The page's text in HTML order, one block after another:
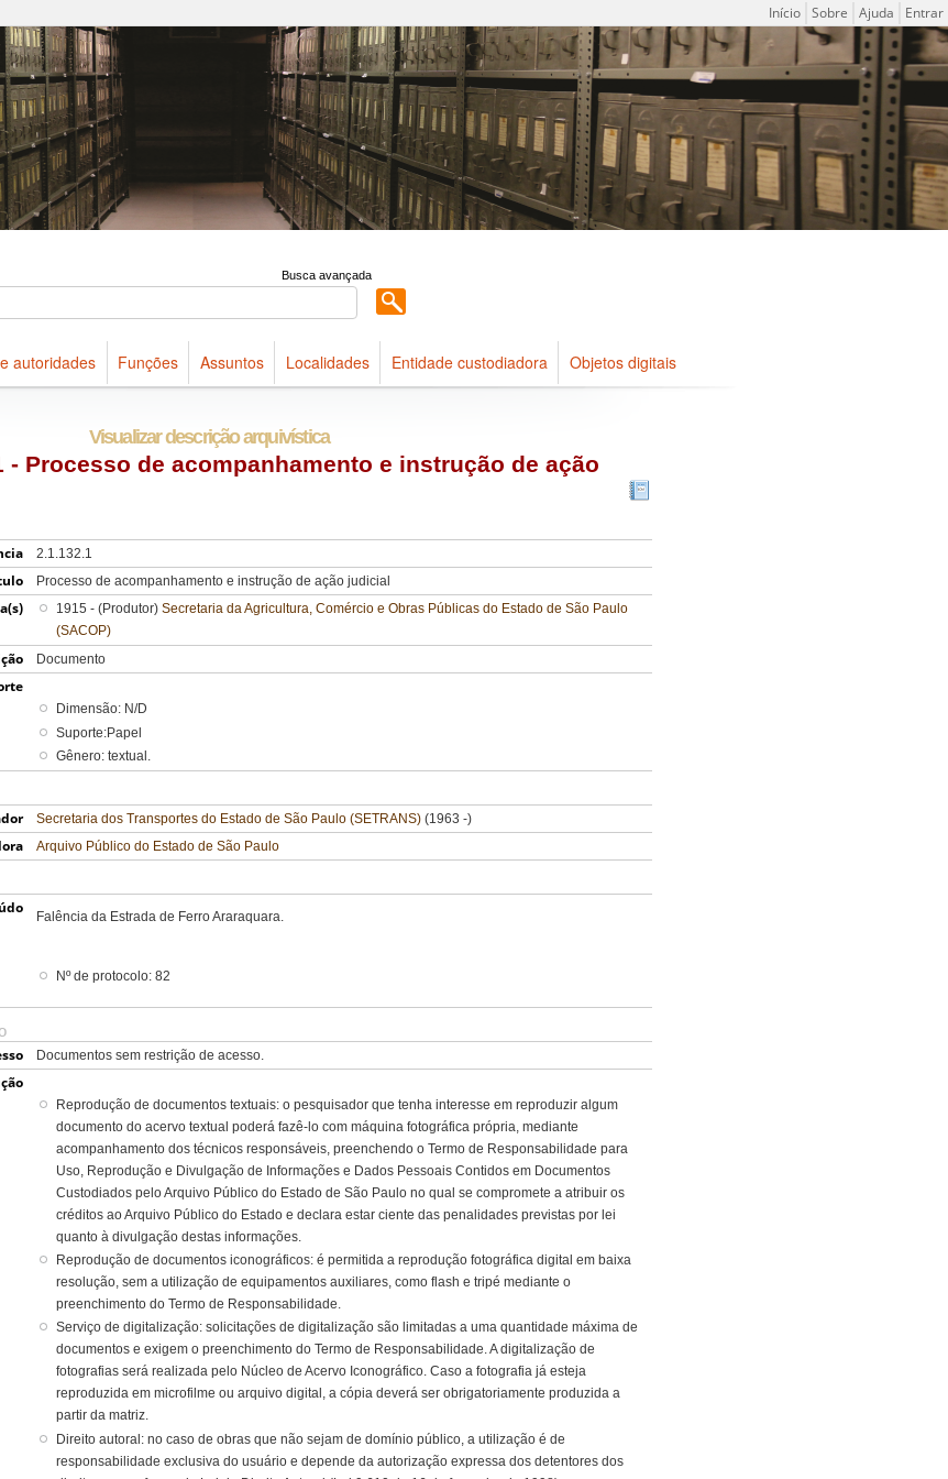
Menu do usuário
Início Sobre Ajuda Entrar
Arquivo Público do Estado de São Paulo
Busca avançada
autoridades Funções Assuntos Localidades Entidade custodiadora Objetos digitais
Visualizar descrição arquivística
- Processo de acompanhamento e instrução de ação
2.1.132.1
Processo de acompanhamento e instrução de ação judicial
1915 - (Produtor) Secretaria da Agricultura, Comércio e Obras Públicas do Estado de São Paulo
(SACOP)
Documento
Dimensão: N/D
Suporte:Papel
Gênero: textual.
Secretaria dos Transportes do Estado de São Paulo (SETRANS)(1963 -)
Arquivo Público do Estado de São Paulo
Falência da Estrada de Ferro Araraquara.
Nº de protocolo: 82
Documentos sem restrição de acesso.
Reprodução de documentos textuais: o pesquisador que tenha interesse em reproduzir algum
documento do acervo textual poderá fazê-lo com máquina fotográfica própria, mediante
acompanhamento dos técnicos responsáveis, preenchendo o Termo de Responsabilidade para
Uso, Reprodução e Divulgação de Informações e Dados Pessoais Contidos em Documentos
Custodiados pelo Arquivo Público do Estado de São Paulo no qual se compromete a atribuir os
créditos ao Arquivo Público do Estado e declara estar ciente das penalidades previstas por lei
quanto à divulgação destas informações.
Reprodução de documentos iconográficos: é permitida a reprodução fotográfica digital em baixa
resolução, sem a utilização de equipamentos auxiliares, como flash e tripé mediante o
preenchimento do Termo de Responsabilidade.
Serviço de digitalização: solicitações de digitalização são limitadas a uma quantidade máxima de
documentos e exigem o preenchimento do Termo de Responsabilidade. A digitalização de
fotografias será realizada pelo Núcleo de Acervo Iconográfico. Caso a fotografia já esteja
reproduzida em microfilme ou arquivo digital, a cópia deverá ser obrigatoriamente produzida a
partir da matriz.
Direito autoral: no caso de obras que não sejam de domínio público, a utilização é de
responsabilidade exclusiva do usuário e depende da autorização expressa dos detentores dos